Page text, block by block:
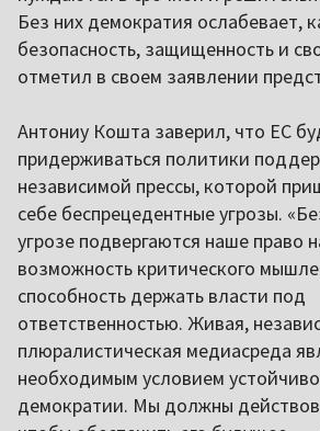
Без них демократия ослабевает,
безопасность, защищенность и
отметил в своем заявлении
Антониу Кошта заверил, что ЕС
придерживаться политики
независимой прессы, которой
себе беспрецедентные угрозы.
угрозе подвергаются наше право
возможность критического
способность держать власти под
ответственностью. Живая,
плюралистическая медиасреда
необходимым условием
демократии. Мы должны